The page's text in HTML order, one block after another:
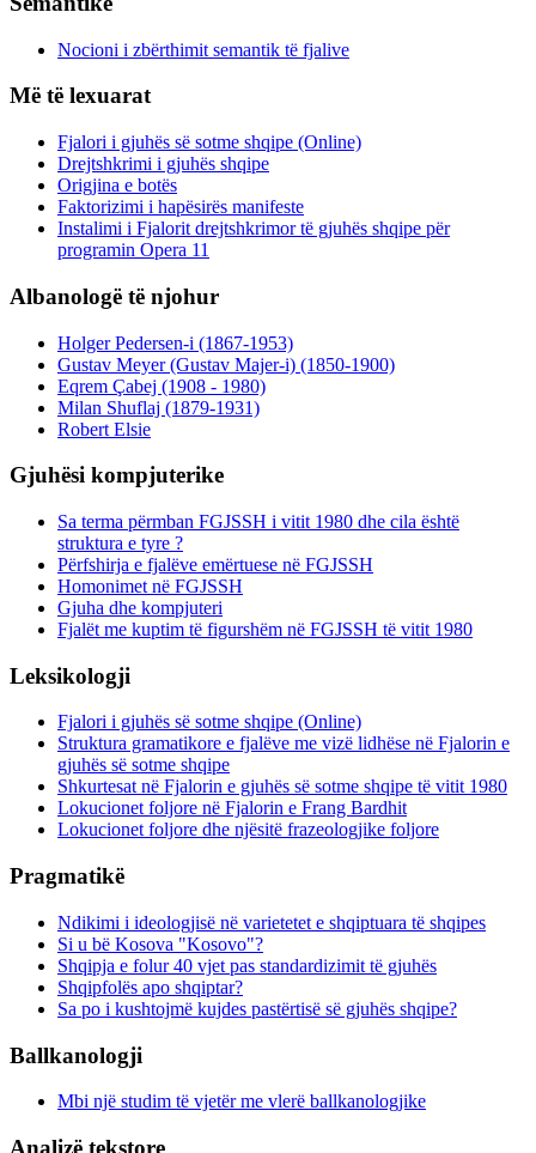
Nocioni i zbërthimit semantik të fjalive
Më të lexuarat
Fjalori i gjuhës së sotme shqipe (Online)
Drejtshkrimi i gjuhës shqipe
Origjina e botës
Faktorizimi i hapësirës manifeste
Instalimi i Fjalorit drejtshkrimor të gjuhës shqipe për
programin Opera 11
Albanologë të njohur
Holger Pedersen-i (1867-1953)
Gustav Meyer (Gustav Majer-i) (1850-1900)
Eqrem Çabej (1908 - 1980)
Milan Shuflaj (1879-1931)
Robert Elsie
Gjuhësi kompjuterike
Sa terma përmban FGJSSH i vitit 1980 dhe cila është
struktura e tyre ?
Përfshirja e fjalëve emërtuese në FGJSSH
Homonimet në FGJSSH
Gjuha dhe kompjuteri
Fjalët me kuptim të figurshëm në FGJSSH të vitit 1980
Leksikologji
Fjalori i gjuhës së sotme shqipe (Online)
Struktura gramatikore e fjalëve me vizë lidhëse në Fjalorin e
gjuhës së sotme shqipe
Shkurtesat në Fjalorin e gjuhës së sotme shqipe të vitit 1980
Lokucionet foljore në Fjalorin e Frang Bardhit
Lokucionet foljore dhe njësitë frazeologjike foljore
Pragmatikë
Ndikimi i ideologjisë në varietetet e shqiptuara të shqipes
Si u bë Kosova "Kosovo"?
Shqipja e folur 40 vjet pas standardizimit të gjuhës
Shqipfolës apo shqiptar?
Sa po i kushtojmë kujdes pastërtisë së gjuhës shqipe?
Ballkanologji
Mbi një studim të vjetër me vlerë ballkanologjike
Analizë tekstore